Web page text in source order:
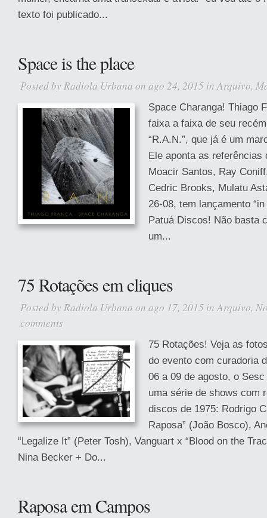
texto foi publicado...
Space is the place
Posted by Radiola Urbana on ago 24, 2015 inArquivo,
Space Charanga! Thiago
faixa a faixa de seu
“R.A.N.”, que já é um
Ele aponta as referências
Moacir Santos, Ray
Cedric Brooks, Mulatu
26-08, tem lançamento
Patuá Discos! Não basta
um...
75 Rotações em cliques
Posted by Radiola Urbana on ago 17, 2015 inArquivo,
comments
75 Rotações! Veja as
do evento com curadoria
06 a 09 de agosto, o
uma série de shows com
discos de 1975: Rodrigo
Raposa” (João Bosco),
“Legalize It” (Peter Tosh), Vanguart x “Blood on the
Nina Becker + Do...
Raposa em Campos